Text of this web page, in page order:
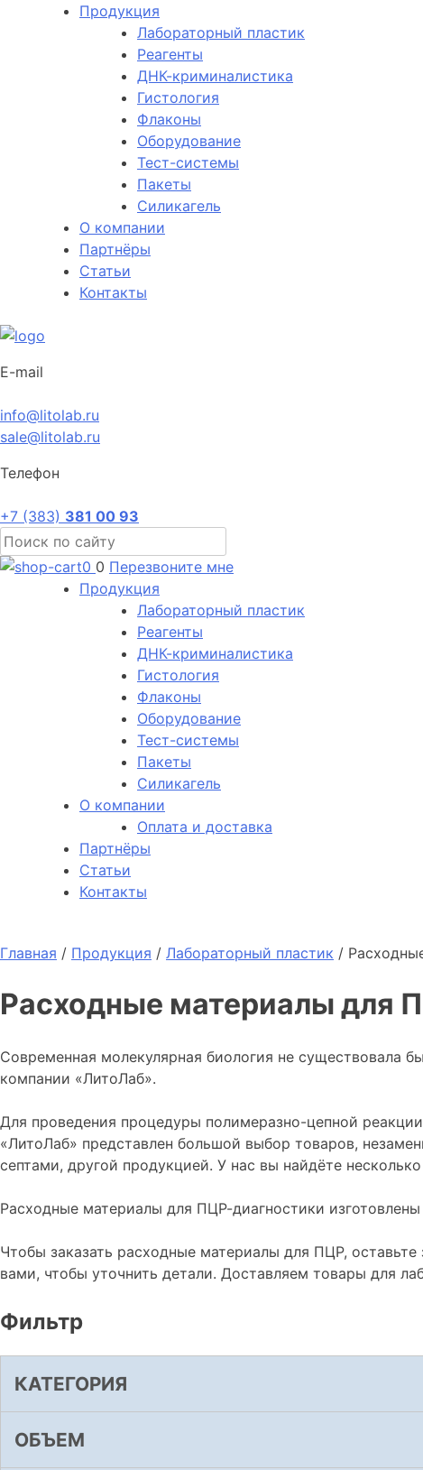
Продукция
Лабораторный пластик
Реагенты
ДНК-криминалистика
Гистология
Флаконы
Оборудование
Тест-системы
Пакеты
Силикагель
О компании
Партнёры
Статьи
Контакты
E-mail
info@litolab.ru
sale@litolab.ru
Телефон
+7 (383) 381 00 93
0 0 Перезвоните мне
Продукция
Лабораторный пластик
Реагенты
ДНК-криминалистика
Гистология
Флаконы
Оборудование
Тест-системы
Пакеты
Силикагель
О компании
Оплата и доставка
Партнёры
Статьи
Контакты
Главная / Продукция / Лабораторный пластик /
Расходные материалы для
Современная молекулярная биология не существовала
компании «ЛитоЛаб».
Для проведения процедуры полимеразно-цепной
«ЛитоЛаб» представлен большой выбор товаров,
септами, другой продукцией. У нас вы найдёте
Расходные материалы для ПЦР-диагностики
Чтобы заказать расходные материалы для ПЦР,
вами, чтобы уточнить детали. Доставляем товары для
Фильтр
КАТЕГОРИЯ
ОБЪЕМ